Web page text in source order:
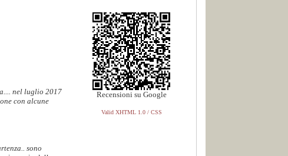
nel luglio 2017
con alcune
sono
Recensioni su Google
Valid XHTML 1.0 / CSS